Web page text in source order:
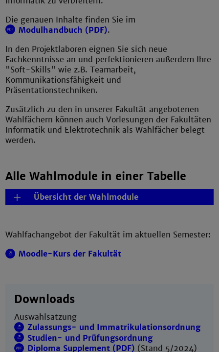
Die genauen Inhalte finden Sie im
Modulhandbuch (PDF).
In den Projektlaboren eignen Sie sich neue
Fachkenntnisse an und perfektionieren außerdem Ihre
"Soft-Skills" wie z.B. Teamarbeit,
Kommunikationsfähigkeit und
Präsentationstechniken.
Zusätzlich zu den in unserer Fakultät angebotenen
Wahlfächern können auch Vorlesungen der Fakultäten
Informatik und Elektrotechnik als Wahlfächer belegt
werden.
Alle Wahlmodule in einer Tabelle
Übersicht der Wahlmodule
Wahlfachangebot der Fakultät im aktuellen Semester:
Moodle-Kurs der Fakultät
Downloads
Auswahlsatzung
Zulassungs- und Immatrikulationsordnung
Studien- und Prüfungsordnung
Diploma Supplement (PDF) (Stand 5/2024)